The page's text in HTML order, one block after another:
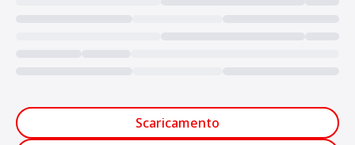
Scaricamento